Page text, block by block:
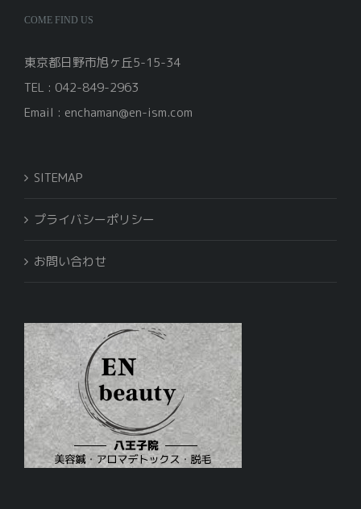
COME FIND US
東京都日野市旭ヶ丘5-15-34
TEL : 042-849-2963
Email : enchaman@en-ism.com
SITEMAP
プライバシーポリシー
お問い合わせ